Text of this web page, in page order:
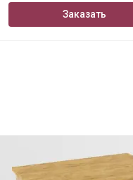
Заказать